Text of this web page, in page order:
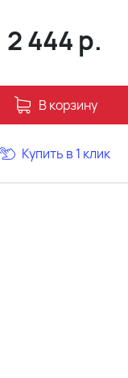
2 444 р.
В корзину
Купить в 1 клик